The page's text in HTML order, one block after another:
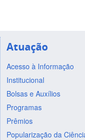
Atuação
Acesso à Informação
Institucional
Bolsas e Auxílios
Programas
Prêmios
Popularização da